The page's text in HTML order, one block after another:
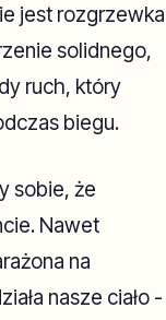
jest rozgrzewka
solidnego,
ruch, który
biegu.
sobie, że
Nawet
na
nasze ciało -